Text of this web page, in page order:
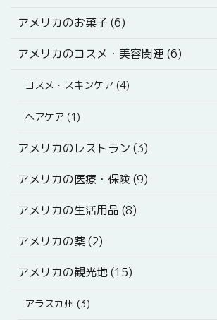
アメリカのお菓子 (6)
アメリカのコスメ・美容関連 (6)
コスメ・スキンケア (4)
ヘアケア (1)
アメリカのレストラン (3)
アメリカの医療・保険 (9)
アメリカの生活用品 (8)
アメリカの薬 (2)
アメリカの観光地 (15)
アラスカ州 (3)